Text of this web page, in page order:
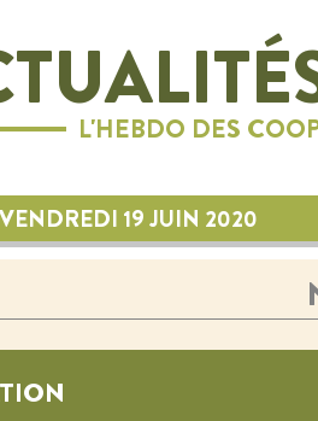
L'HEBDO DES
19 JUIN 2020